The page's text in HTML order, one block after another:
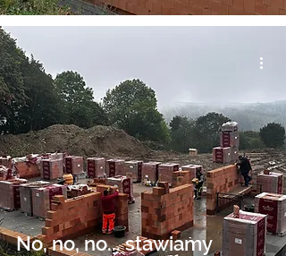
No, no, no... stawiamy